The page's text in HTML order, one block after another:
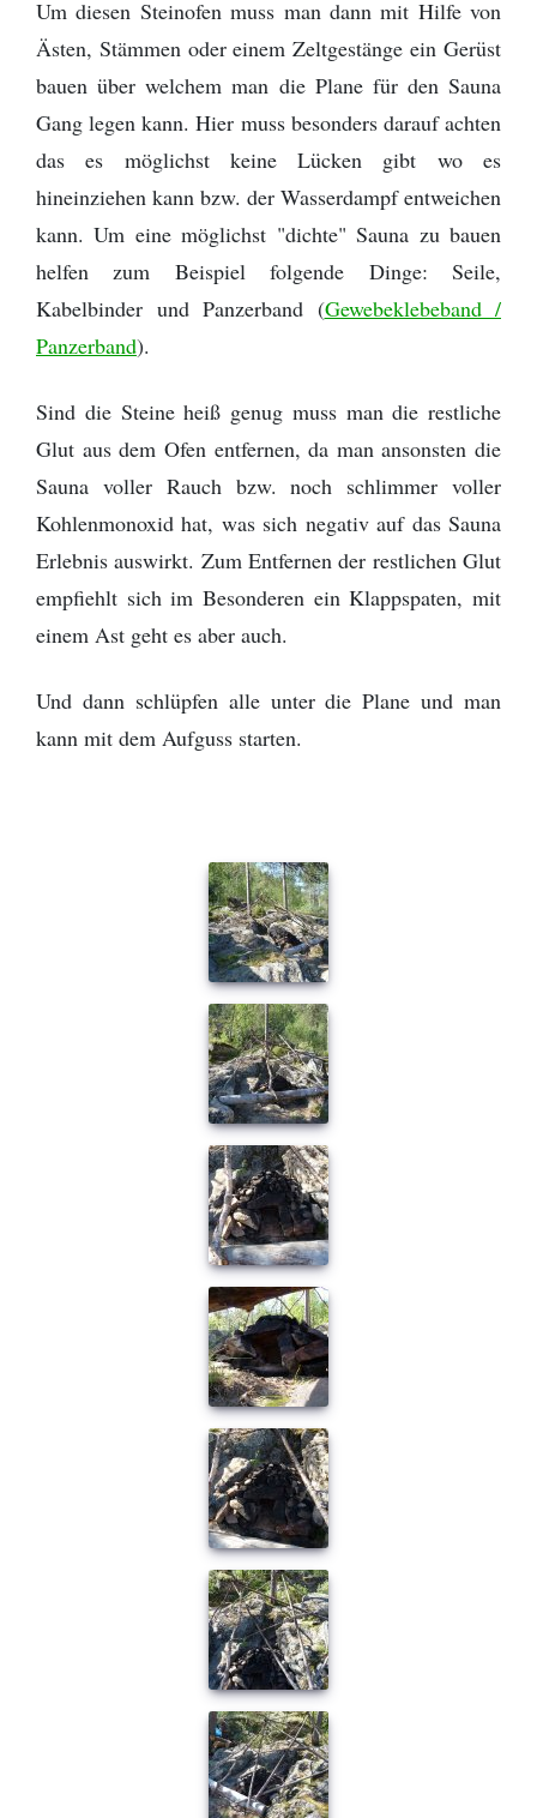
Um diesen Steinofen muss man dann mit Hilfe von
Ästen, Stämmen oder einem Zeltgestänge ein Gerüst
bauen über welchem man die Plane für den Sauna
Gang legen kann. Hier muss besonders darauf achten
das es möglichst keine Lücken gibt wo es
hineinziehen kann bzw. der Wasserdampf entweichen
kann. Um eine möglichst "dichte" Sauna zu bauen
helfen zum Beispiel folgende Dinge: Seile,
Kabelbinder und Panzerband (Gewebeklebeband /
Panzerband).
Sind die Steine heiß genug muss man die restliche
Glut aus dem Ofen entfernen, da man ansonsten die
Sauna voller Rauch bzw. noch schlimmer voller
Kohlenmonoxid hat, was sich negativ auf das Sauna
Erlebnis auswirkt. Zum Entfernen der restlichen Glut
empfiehlt sich im Besonderen ein Klappspaten, mit
einem Ast geht es aber auch.
Und dann schlüpfen alle unter die Plane und man
kann mit dem Aufguss starten.